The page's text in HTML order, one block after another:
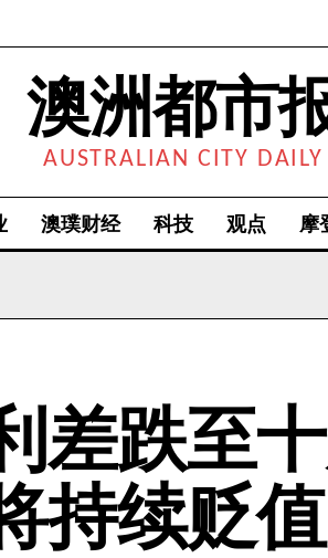
澳洲都市
AUSTRALIAN CITY DAILY
澳璞财经 科技 观点 摩
差跌至
持续贬值